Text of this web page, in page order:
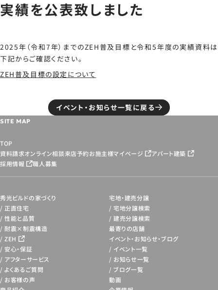
実績を公表致しました
2025年（令和7年）までのZEH普及目標と令和5年度の実績資料は
下記からご確認ください。
ZEH普及目標の設定について
イベント・お知らせ一覧に戻る
SITE MAP
TOP
資料請求オンライン相談来店予約お施主様マイページ
アパート建築
採用情報
職人募集
秀光ビルドの家づくり
正直住宅
性能と品質
耐震×制震構造
ZEH
安心・保証
アフターサービス
よくあるご質問
お客様の声
宅地・建売分譲
宅地分譲検索
建売分譲検索
最寄りの店舗
イベント・お知らせ・ブログ
イベント一覧
お知らせ一覧
ブログ一覧
動画